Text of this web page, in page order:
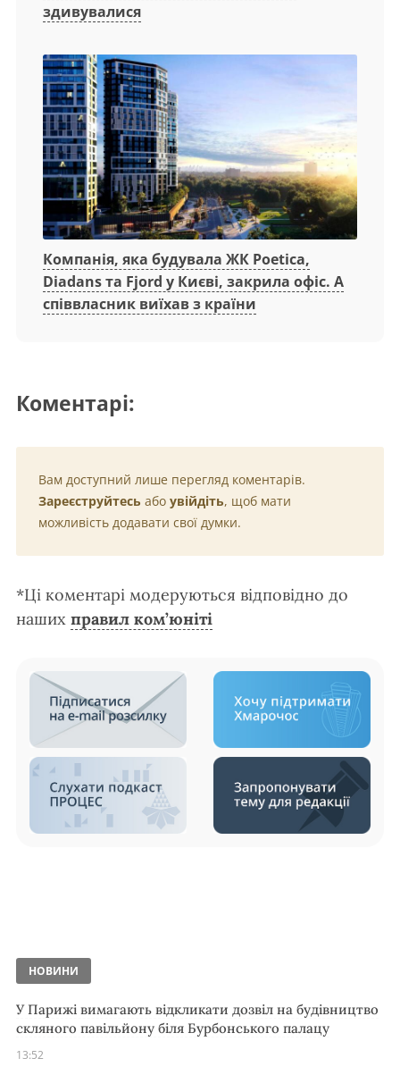
здивувалися
Компанія, яка будувала ЖК Poetica,
Diadans та Fjord у Києві, закрила офіс. А
співвласник виїхав з країни
Коментарі:
Вам доступний лише перегляд коментарів.
Зареєструйтесь або увійдіть, щоб мати
можливість додавати свої думки.
*Ці коментарі модеруються відповідно до
наших правил ком’юніті
НОВИНИ
У Парижі вимагають відкликати дозвіл на будівництво
скляного павільйону біля Бурбонського палацу
13:52